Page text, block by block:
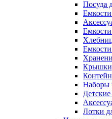
Посуда
Наборы
Лотки